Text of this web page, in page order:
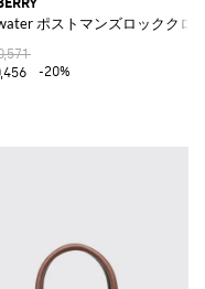
ッグ ポストマンズロッククロ
-20%